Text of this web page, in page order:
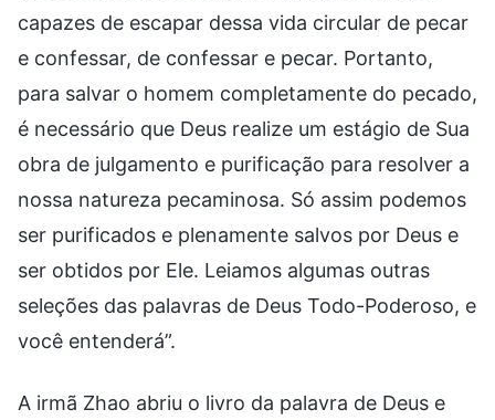
capazes de escapar dessa vida circular de pecar
e confessar, de confessar e pecar. Portanto,
para salvar o homem completamente do pecado,
é necessário que Deus realize um estágio de Sua
obra de julgamento e purificação para resolver a
nossa natureza pecaminosa. Só assim podemos
ser purificados e plenamente salvos por Deus e
ser obtidos por Ele. Leiamos algumas outras
seleções das palavras de Deus Todo-Poderoso, e
você entenderá”.
A irmã Zhao abriu o livro da palavra de Deus e